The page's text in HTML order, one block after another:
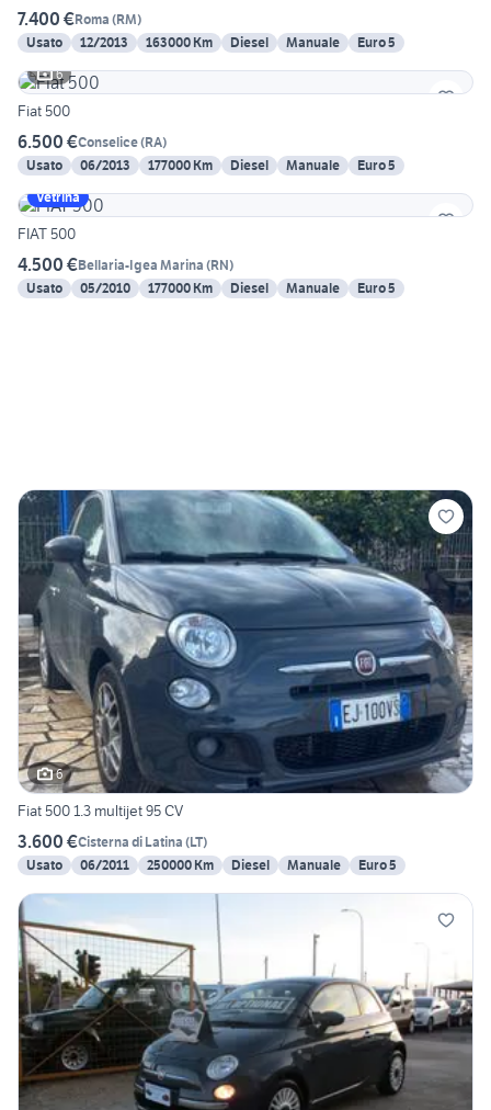
7.400 €Roma (RM)
Usato
12/2013 163000 Km Diesel Manuale
Euro 5
6
Fiat 500
6.500 €Conselice(RA)
Usato
06/2013 177000 Km Diesel Manuale
Euro 5
Vetrina
FIAT 500
4.500 €Bellaria-Igea Marina (RN)
Usato
05/2010 177000 Km Diesel Manuale Euro 5
6
Fiat 500 1.3 multijet 95 CV
3.600 €Cisterna di Latina (LT)
Usato
06/2011 250000 Km Diesel Manuale Euro 5